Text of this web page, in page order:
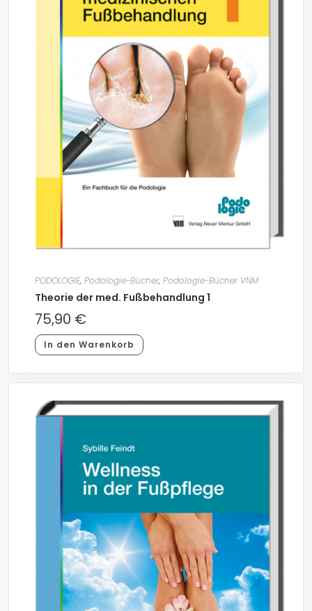
PODOLOGIE, Podologie-Bücher, Podologie-Bücher VNM
Theorie der med. Fußbehandlung 1
75,90 €
In den Warenkorb